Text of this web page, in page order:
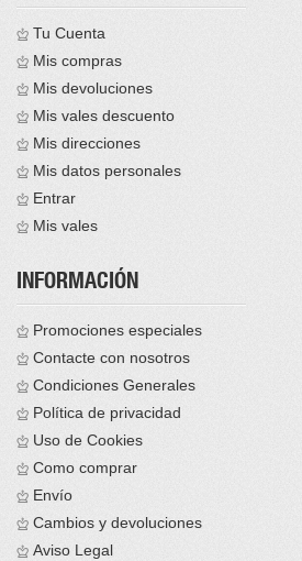
Tu Cuenta
Mis compras
Mis devoluciones
Mis vales descuento
Mis direcciones
Mis datos personales
Entrar
Mis vales
INFORMACIÓN
Promociones especiales
Contacte con nosotros
Condiciones Generales
Política de privacidad
Uso de Cookies
Como comprar
Envío
Cambios y devoluciones
Aviso Legal